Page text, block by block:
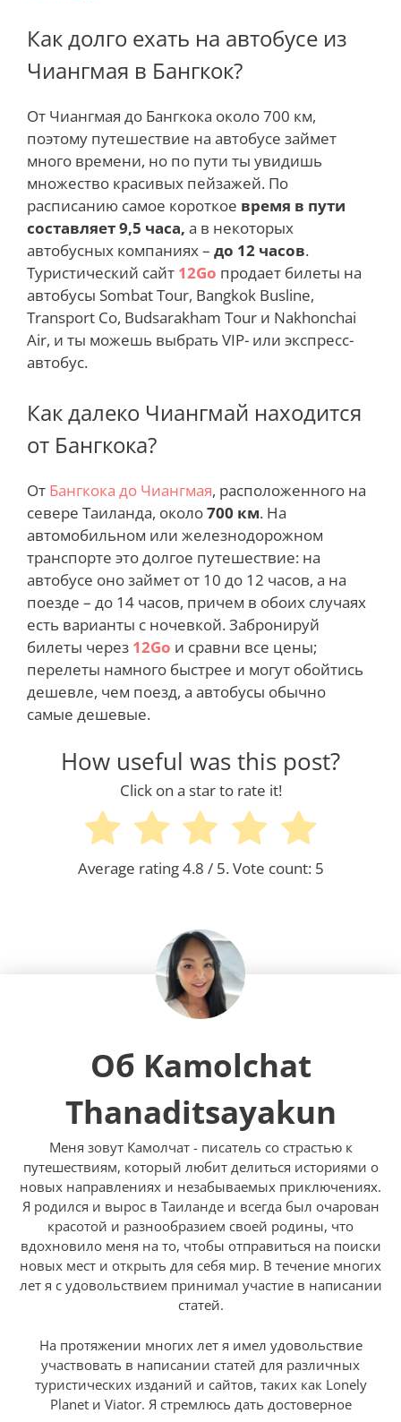
Как долго ехать на автобусе из
Чиангмая в Бангкок?
От Чиангмая до Бангкока около 700 км,
поэтому путешествие на автобусе займет
много времени, но по пути ты увидишь
множество красивых пейзажей. По
расписанию самое короткое время в пути
составляет 9,5 часа, а в некоторых
автобусных компаниях – до 12 часов.
Туристический сайт 12Go продает билеты на
автобусы Sombat Tour, Bangkok Busline,
Transport Co, Budsarakham Tour и Nakhonchai
Air, и ты можешь выбрать VIP- или экспресс-
автобус.
Как далеко Чиангмай находится
от Бангкока?
От Бангкока до Чиангмая, расположенного на
севере Таиланда, около700 км. На
автомобильном или железнодорожном
транспорте это долгое путешествие: на
автобусе оно займет от 10 до 12 часов, а на
поезде – до 14 часов, причем в обоих случаях
есть варианты с ночевкой. Забронируй
билеты через 12Go и сравни все цены;
перелеты намного быстрее и могут обойтись
дешевле, чем поезд, а автобусы обычно
самые дешевые.
How useful was this post?
Click on a star to rate it!
Average rating4.8 / 5. Vote count: 5
Об Kamolchat
Thanaditsayakun
Меня зовут Камолчат - писатель со страстью к
путешествиям, который любит делиться историями о
новых направлениях и незабываемых приключениях.
Я родился и вырос в Таиланде и всегда был очарован
красотой и разнообразием своей родины, что
вдохновило меня на то, чтобы отправиться на поиски
новых мест и открыть для себя мир. В течение многих
лет я с удовольствием принимал участие в написании
статей.
На протяжении многих лет я имел удовольствие
участвовать в написании статей для различных
туристических изданий и сайтов, таких как Lonely
Planet и Viator. Я стремлюсь дать достоверное